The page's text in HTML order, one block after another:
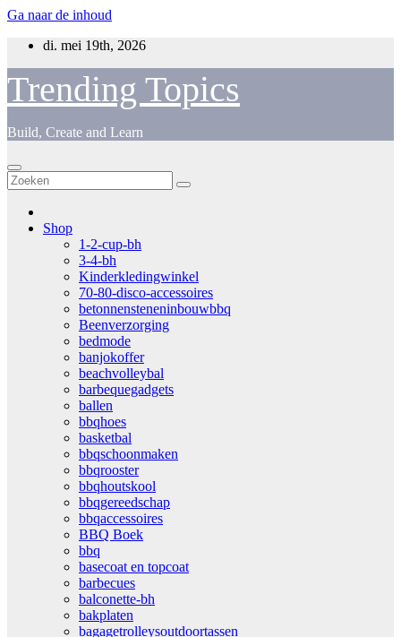
Ga naar de inhoud
di. mei 19th, 2026
Trending Topics
Build, Create and Learn
Shop
1-2-cup-bh
3-4-bh
Kinderkledingwinkel
70-80-disco-accessoires
betonnensteneninbouwbbq
Beenverzorging
bedmode
banjokoffer
beachvolleybal
barbequegadgets
ballen
bbqhoes
basketbal
bbqschoonmaken
bbqrooster
bbqhoutskool
bbqgereedschap
bbqaccessoires
BBQ Boek
bbq
basecoat en topcoat
barbecues
balconette-bh
bakplaten
bagagetrolleysoutdoortassen